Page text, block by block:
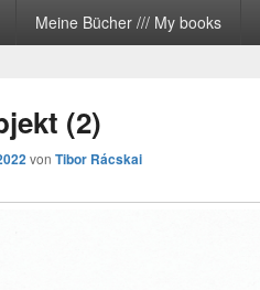
Meine Bücher /// My books
(2)
von Tibor Rácskai